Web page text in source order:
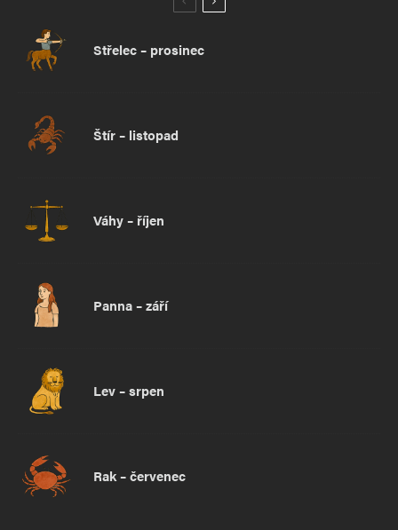
Střelec – prosinec
Štír – listopad
Váhy – říjen
Panna – září
Lev – srpen
Rak – červenec